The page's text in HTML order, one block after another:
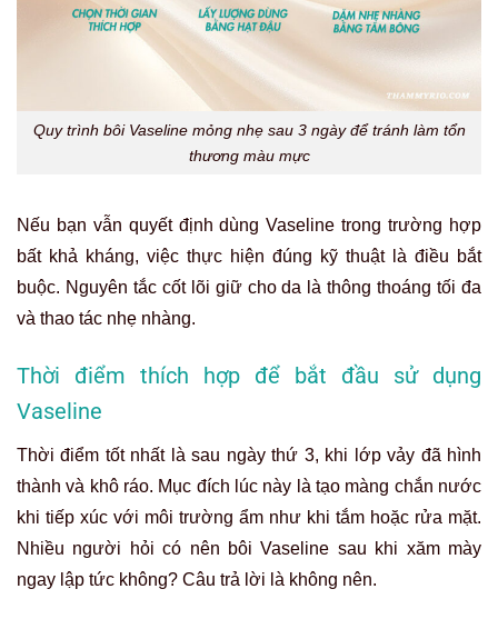
Quy trình bôi Vaseline mỏng nhẹ sau 3 ngày để tránh làm tổn
thương màu mực
Nếu bạn vẫn quyết định dùng Vaseline trong trường hợp
bất khả kháng, việc thực hiện đúng kỹ thuật là điều bắt
buộc. Nguyên tắc cốt lõi giữ cho da là thông thoáng tối đa
và thao tác nhẹ nhàng.
Thời điểm thích hợp để bắt đầu sử dụng
Vaseline
Thời điểm tốt nhất là sau ngày thứ 3, khi lớp vảy đã hình
thành và khô ráo. Mục đích lúc này là tạo màng chắn nước
khi tiếp xúc với môi trường ẩm như khi tắm hoặc rửa mặt.
Nhiều người hỏi có nên bôi Vaseline sau khi xăm mày
ngay lập tức không? Câu trả lời là không nên.